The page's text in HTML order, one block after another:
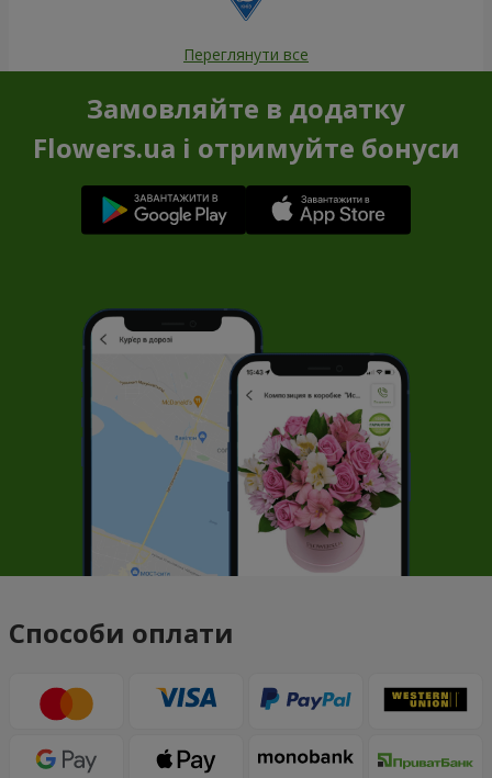
Переглянути все
Замовляйте в додатку
Flowers.ua і отримуйте бонуси
Способи оплати